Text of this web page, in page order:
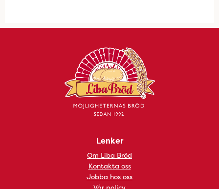
Lenker
Om Liba Bröd
Kontakta oss
Jobba hos oss